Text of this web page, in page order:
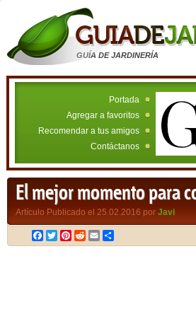
GUÍA DE JARDINERÍA
Portada
Agregar a favoritos
Recomendar a tus amigos
Contáctanos
El mejor momento para
Artículo Publicado el 25.02.2016 por Javi
Facebook
TwitterPinterest
RedditEmail